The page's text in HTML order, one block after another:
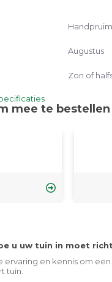
Handpruim
Augustus
Zon of
mee te bestellen
u uw tuin in moet
ervaring en kennis om
tuin.